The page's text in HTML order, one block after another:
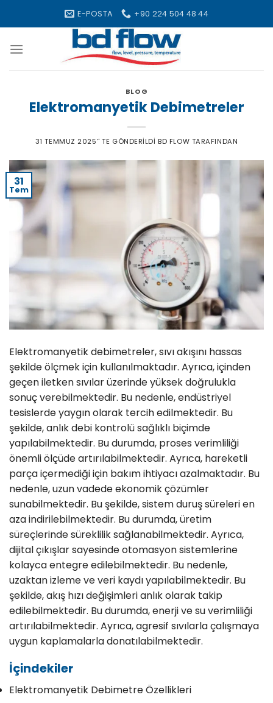
E-POSTA +90 224 504 48 44
BLOG
Elektromanyetik Debimetreler
31 TEMMUZ 2025’' TE GÖNDERILDI BD FLOW TARAFINDAN
31
Tem
Elektromanyetik debimetreler, sıvı akışını hassas
şekilde ölçmek için kullanılmaktadır. Ayrıca, içinden
geçen iletken sıvılar üzerinde yüksek doğrulukla
sonuç verebilmektedir. Bu nedenle, endüstriyel
tesislerde yaygın olarak tercih edilmektedir. Bu
şekilde, anlık debi kontrolü sağlıklı biçimde
yapılabilmektedir. Bu durumda, proses verimliliği
önemli ölçüde artırılabilmektedir. Ayrıca, hareketli
parça içermediği için bakım ihtiyacı azalmaktadır. Bu
nedenle, uzun vadede ekonomik çözümler
sunabilmektedir. Bu şekilde, sistem duruş süreleri en
aza indirilebilmektedir. Bu durumda, üretim
süreçlerinde süreklilik sağlanabilmektedir. Ayrıca,
dijital çıkışlar sayesinde otomasyon sistemlerine
kolayca entegre edilebilmektedir. Bu nedenle,
uzaktan izleme ve veri kaydı yapılabilmektedir. Bu
şekilde, akış hızı değişimleri anlık olarak takip
edilebilmektedir. Bu durumda, enerji ve su verimliliği
artırılabilmektedir. Ayrıca, agresif sıvılarla çalışmaya
uygun kaplamalarla donatılabilmektedir.
İçindekiler
Elektromanyetik Debimetre Özellikleri